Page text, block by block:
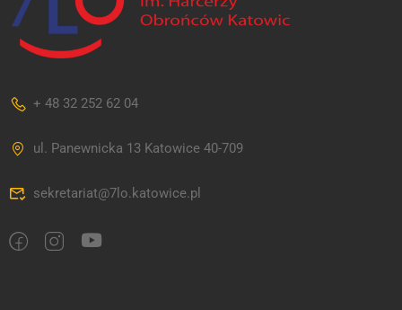
+ 48 32 252 62 04
ul. Panewnicka 13 Katowice 40-709
sekretariat@7lo.katowice.pl